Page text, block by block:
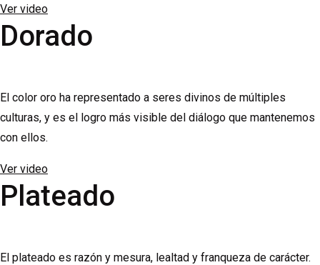
Ver video
Dorado
El color oro ha representado a seres divinos de múltiples
culturas, y es el logro más visible del diálogo que mantenemos
con ellos.
Ver video
Plateado
El plateado es razón y mesura, lealtad y franqueza de carácter.